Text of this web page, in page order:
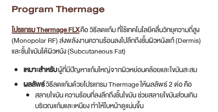
Program Thermage
โปรแกรม Thermage FLXคือ วิธีลดแก้ม ที่ใช้เทคโนโลยีคลื่นวิทยุความถี่สูง
(Monopolar RF) ส่งพลังงานความร้อนลงไปลึกถึงชั้นผิวหนังแท้ (Dermis)
และชั้นไขมันใต้ผิวหนัง (Subcutaneous Fat)
เหมาะสำหรับผู้ที่มีปัญหาแก้มใหญ่จากผิวหย่อนคล้อยและไขมันสะสม
ผลลัพธ์วิธีลดแก้มด้วยโปรแกรม Thermage ให้ผลลัพธ์ 2 ต่อ คือ
สลายไขมัน ความร้อนที่ลงลึกถึงชั้นไขมัน ช่วยสลายไขมันส่วนเกิน
บริเวณแก้มและเหนียง ทำให้ใบหน้าดูแน่นขึ้น